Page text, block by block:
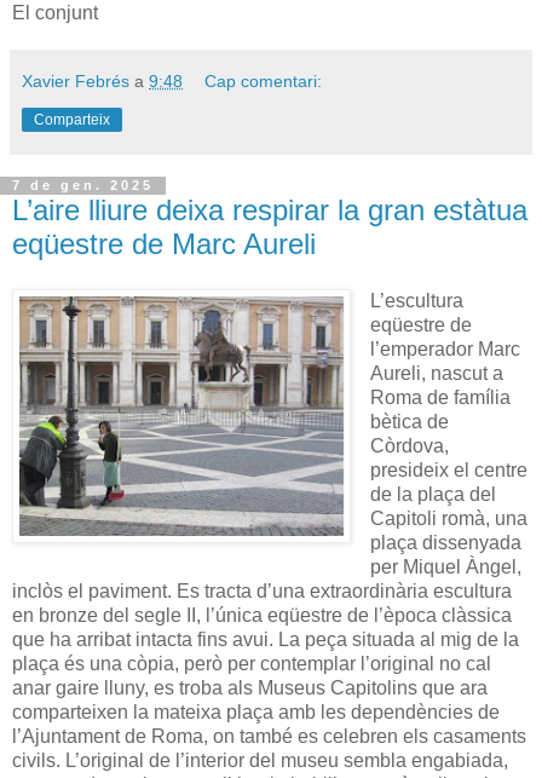
El conjunt
Xavier Febrés a 9:48 Cap comentari:
Comparteix
7 de gen. 2025
L’aire lliure deixa respirar la gran estàtua
eqüestre de Marc Aureli
L’escultura
eqüestre de
l’emperador Marc
Aureli, nascut a
Roma de família
bètica de
Còrdova,
presideix el centre
de la plaça del
Capitoli romà, una
plaça dissenyada
per Miquel Àngel,
inclòs el paviment. Es tracta d’una extraordinària escultura
en bronze del segle II, l’única eqüestre de l’època clàssica
que ha arribat intacta fins avui. La peça situada al mig de la
plaça és una còpia, però per contemplar l’original no cal
anar gaire lluny, es troba als Museus Capitolins que ara
comparteixen la mateixa plaça amb les dependències de
l’Ajuntament de Roma, on també es celebren els casaments
civils. L’original de l’interior del museu sembla engabiada,